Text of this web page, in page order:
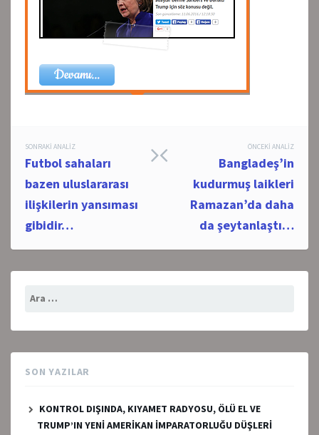
Post
navigation
ÖNCEKI ANALIZ
Bangladeş’in
kudurmuş laikleri
Ramazan’da daha
da şeytanlaştı…
SONRAKI ANALIZ
Futbol sahaları
bazen uluslararası
ilişkilerin yansıması
gibidir…
Arama:
SON YAZILAR
KONTROL DIŞINDA, KIYAMET RADYOSU, ÖLÜ EL VE
TRUMP’IN YENİ AMERİKAN İMPARATORLUĞU DÜŞLERİ